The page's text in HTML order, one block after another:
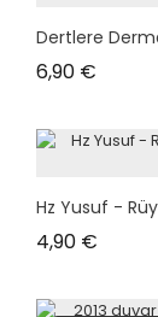
Dertlere
6,90 €
Hz Yusuf -
4,90 €